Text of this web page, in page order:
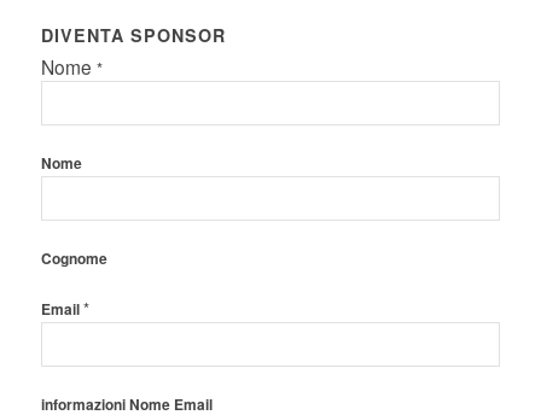
DIVENTA SPONSOR
Nome *
Nome
Cognome
Email*
informazioni Nome Email